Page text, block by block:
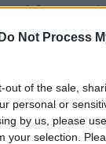
Do Not Process
out of the sale,
personal or
by us, please
your selection.
θα
με ασφάλεια
ή άλλα
και
παραλίες και